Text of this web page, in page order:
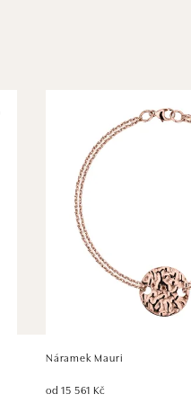
Náramek Mauri
od 15 561 Kč